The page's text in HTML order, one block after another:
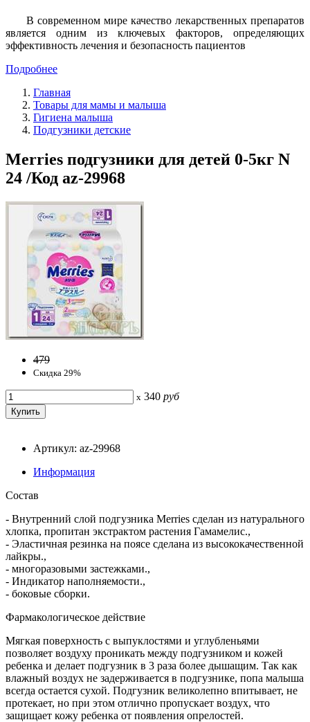
В современном мире качество лекарственных препаратов
является одним из ключевых факторов, определяющих
эффективность лечения и безопасность пациентов
Подробнее
Главная
Товары для мамы и малыша
Гигиена малыша
Подгузники детские
Merries подгузники для детей 0-5кг N
24 /Код az-29968
479
Скидка 29%
x 340 руб
Артикул: az-29968
Информация
Состав
- Внутренний слой подгузника Merries сделан из натурального
хлопка, пропитан экстрактом растения Гамамелис.,
- Эластичная резинка на поясе сделана из высококачественной
лайкры.,
- многоразовыми застежками.,
- Индикатор наполняемости.,
- боковые сборки.
Фармакологическое действие
Мягкая поверхность с выпуклостями и углубленьями
позволяет воздуху проникать между подгузником и кожей
ребенка и делает подгузник в 3 раза более дышащим. Так как
влажный воздух не задерживается в подгузнике, попа малыша
всегда остается сухой. Подгузник великолепно впитывает, не
протекает, но при этом отлично пропускает воздух, что
защищает кожу ребенка от появления опрелостей.